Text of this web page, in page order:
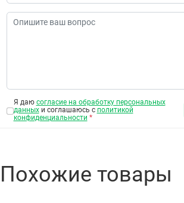
Я даю согласие на обработку персональных
данныхи соглашаюсь с политикой
конфиденциальности *
Похожие товары